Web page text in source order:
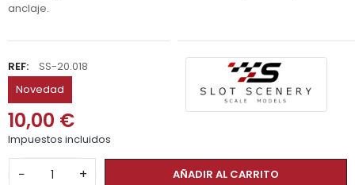
anclaje.
REF:
SS-20.018
Novedad
10,00 €
Impuestos incluidos
− + AÑADIR AL CARRITO